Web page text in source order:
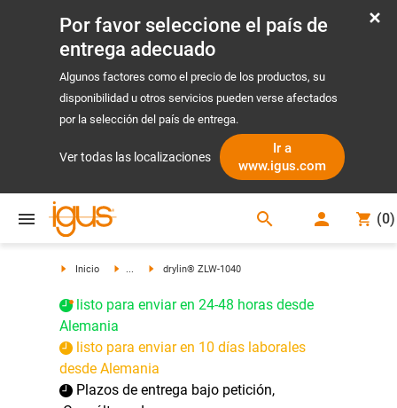
Por favor seleccione el país de
entrega adecuado
Algunos factores como el precio de los productos, su
disponibilidad u otros servicios pueden verse afectados
por la selección del país de entrega.
Ver todas las localizaciones
Ir a
www.igus.com
search (0)
Inicio ... drylin® ZLW-1040
listo para enviar en 24-48 horas desde
Alemania
listo para enviar en 10 días laborales
desde Alemania
Plazos de entrega bajo petición,